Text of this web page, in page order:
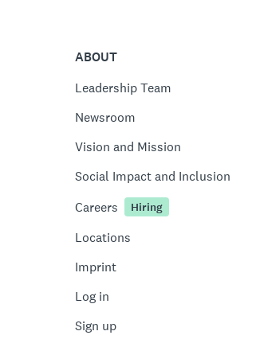
ABOUT
Leadership Team
Newsroom
Vision and Mission
Social Impact and Inclusion
Careers
Hiring
Locations
Imprint
Log in
Sign up